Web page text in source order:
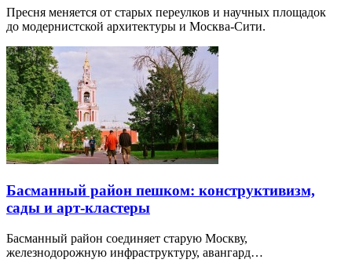
Пресня меняется от старых переулков и научных площадок
до модернистской архитектуры и Москва-Сити.
Басманный район пешком: конструктивизм,
сады и арт-кластеры
Басманный район соединяет старую Москву,
железнодорожную инфраструктуру, авангард…